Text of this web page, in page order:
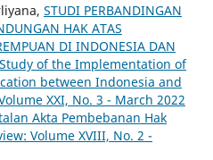
STUDI PERBANDINGAN
HAK ATAS
DI INDONESIA DAN
of the Implementation of
between Indonesia and
XXI, No. 3 - March 2022
Akta Pembebanan Hak
Volume XVIII, No. 2 -